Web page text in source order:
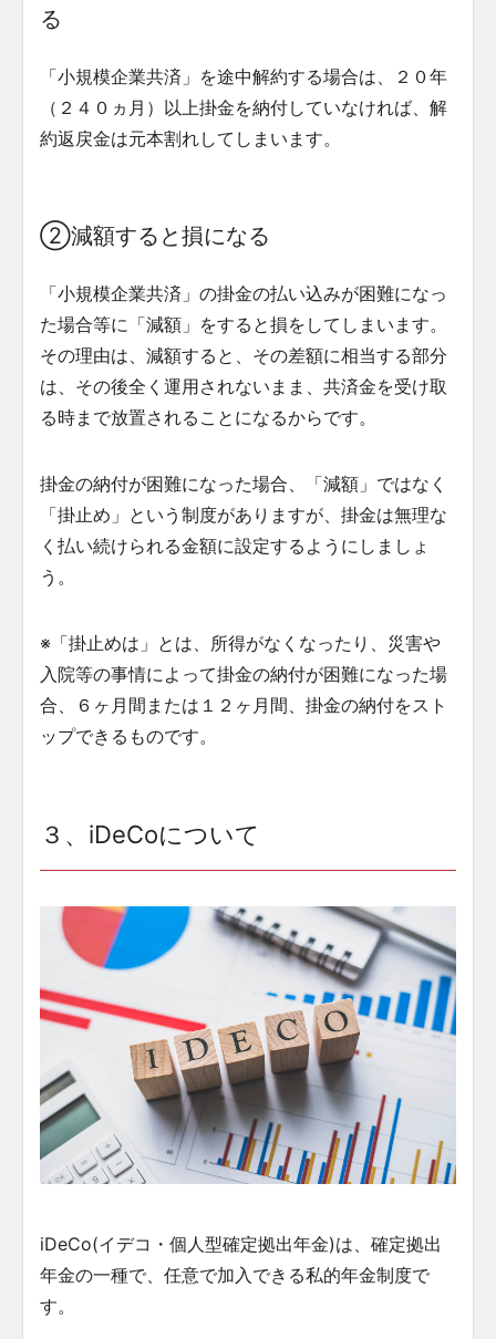
る
「小規模企業共済」を途中解約する場合は、２０年
（２４０ヵ月）以上掛金を納付していなければ、解
約返戻金は元本割れしてしまいます。
②減額すると損になる
「小規模企業共済」の掛金の払い込みが困難になっ
た場合等に「減額」をすると損をしてしまいます。
その理由は、減額すると、その差額に相当する部分
は、その後全く運用されないまま、共済金を受け取
る時まで放置されることになるからです。
掛金の納付が困難になった場合、「減額」ではなく
「掛止め」という制度がありますが、掛金は無理な
く払い続けられる金額に設定するようにしましょ
う。
※「掛止めは」とは、所得がなくなったり、災害や
入院等の事情によって掛金の納付が困難になった場
合、６ヶ月間または１２ヶ月間、掛金の納付をスト
ップできるものです。
３、iDeCoについて
iDeCo(イデコ・個人型確定拠出年金)は、確定拠出
年金の一種で、任意で加入できる私的年金制度で
す。